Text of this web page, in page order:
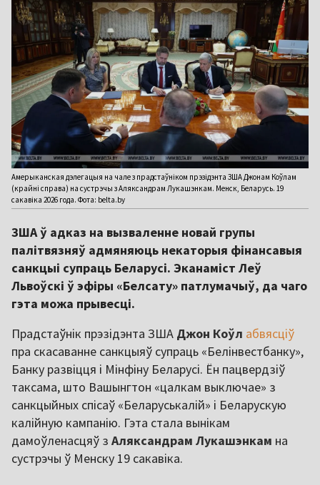
Амерыканская дэлегацыя на чале з прадстаўніком прэзідэнта ЗША Джонам Коўлам
(крайні справа) на сустрэчы з Аляксандрам Лукашэнкам. Менск, Беларусь. 19
сакавіка 2026 года. Фота: belta.by
ЗША ў адказ на вызваленне новай групы
палітвязняў адмяняюць некаторыя фінансавыя
санкцыі супраць Беларусі. Эканаміст Леў
Львоўскі ў эфіры «Белсату» патлумачыў, да чаго
гэта можа прывесці.
Прадстаўнік прэзідэнта ЗША Джон Коўл абвясціў
пра скасаванне санкцыяў супраць «Белінвестбанку»,
Банку развіцця і Мінфіну Беларусі. Ён пацвердзіў
таксама, што Вашынгтон «цалкам выключае» з
санкцыйных спісаў «Беларуськалій» і Беларускую
калійную кампанію. Гэта стала вынікам
дамоўленасцяў з Аляксандрам Лукашэнкам на
сустрэчы ў Менску 19 сакавіка.